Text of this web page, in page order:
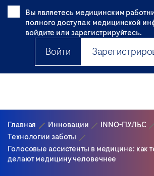
Вы являетесь медицинским
полного доступа к медицинской
войдите или зарегистрируйтесь.
Войти
Главная Инновации
INNO-ПУЛЬС
Технологии заботы
Голосовые ассистенты в медицине: как
делают медицину человечнее